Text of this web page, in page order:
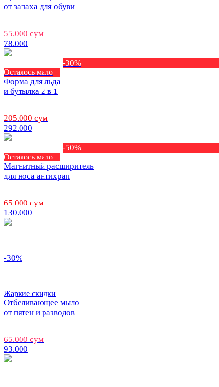
от запаха для обуви
55.000 сум
78.000
-30%
Осталось мало
Форма для льда
и бутылка 2 в 1
205.000 сум
292.000
-50%
Осталось мало
Магнитный расширитель
для носа антихрап
65.000 сум
130.000
-30%
Жаркие скидки
Отбеливающее мыло
от пятен и разводов
65.000 сум
93.000